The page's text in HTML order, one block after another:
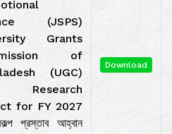
(JSPS)
Grants
of
(UGC)
Research
for FY 2027
প্রস্তাব আহ্বান
Download